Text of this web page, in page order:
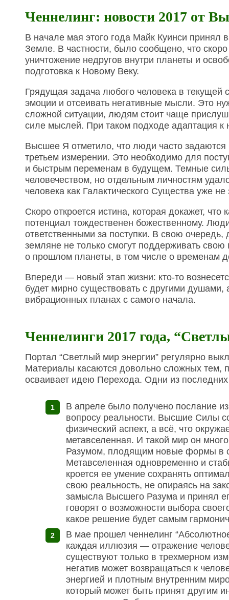
Ченнелинг: новости 2017 от
В начале мая этого года Майк Куинси
Земле. В частности, было сообщено, что
уничтожение недругов внутри планеты и
подготовка к Новому Веку.
Грядущая задача любого человека в текущей
эмоции и отсеивать негативные мысли. Это
сложной ситуации, людям стоит чаще
силе мыслей. При таком подходе адаптация
Высшее Я отметило, что люди часто
третьем измерении. Это необходимо для
и быстрым переменам в будущем. Темные
человечеством, но отдельным личностям
человека как Галактического Существа уже не
Скоро откроется истина, которая докажет,
потенциал тождественен божественному.
ответственными за поступки. В свою
земляне не только смогут поддерживать
о прошлом планеты, в том числе о временам
Впереди — новый этап жизни: кто-то
будет мирно существовать с другими душами,
вибрационных планах с самого начала.
Ченнелинги 2017 года,
Портал “Светлый мир энергии” регулярно
Материалы касаются довольно сложных тем,
осваивает идею Перехода. Одни из последних
В апреле было получено послание
вопросу реальности. Высшие Силы
физический аспект, а всё, что
метавселенная. И такой мир он
Разумом, плодящим новые формы в
Метавселенная одновременно и
кроется ее умение сохранять
свою реальность, не опираясь на
замысла Высшего Разума и принял
говорят о возможности выбора
какое решение будет самым
В мае прошел ченнелинг
каждая иллюзия — отражение
существуют только в трехмерном
негатив может возвращаться к
энергией и плотным внутренним
который может быть принят другим